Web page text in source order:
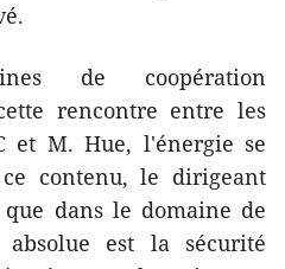
de coopération
rencontre entre les
et M. Hue, l'énergie se
contenu, le dirigeant
dans le domaine de
est la sécurité